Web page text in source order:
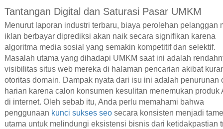
Tantangan Digital dan Saturasi Pasar UMKM
Menurut laporan industri terbaru, biaya perolehan pelanggan
iklan berbayar diprediksi akan naik secara signifikan karena
algoritma media sosial yang semakin kompetitif dan selektif.
Masalah utama yang dihadapi UMKM saat ini adalah
visibilitas situs web mereka di halaman pencarian akibat
otoritas domain. Dampak nyata dari isu ini adalah penurunan
harian karena calon konsumen kesulitan menemukan produk
di internet. Oleh sebab itu, Anda perlu memahami bahwa
penggunaan kunci sukses seosecara konsisten menjadi
utama untuk melindungi eksistensi bisnis dari ketidakpastian